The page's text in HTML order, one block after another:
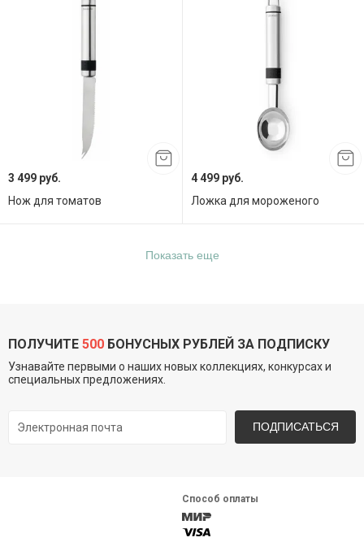
3 499 руб.
Нож для томатов
4 499 руб.
Ложка для мороженого
Показать еще
ПОЛУЧИТЕ 500 БОНУСНЫХ РУБЛЕЙ ЗА ПОДПИСКУ
Узнавайте первыми о наших новых коллекциях, конкурсах и
специальных предложениях.
ПОДПИСАТЬСЯ
Способ оплаты